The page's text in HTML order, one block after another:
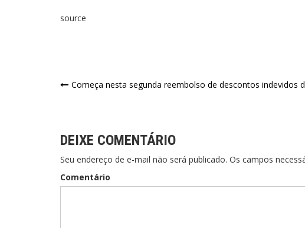
source
Começa nesta segunda reembolso de descontos indevidos
DEIXE COMENTÁRIO
Seu endereço de e-mail não será publicado. Os campos
Comentário